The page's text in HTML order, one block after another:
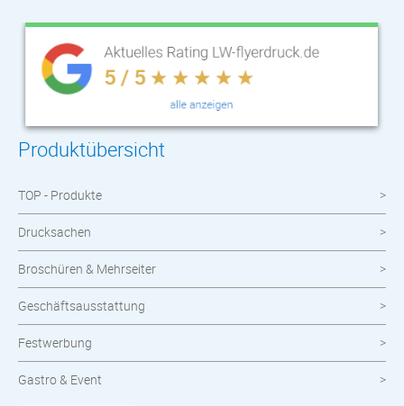
Produktübersicht
TOP - Produkte
Drucksachen
Broschüren & Mehrseiter
Geschäftsausstattung
Festwerbung
Gastro & Event